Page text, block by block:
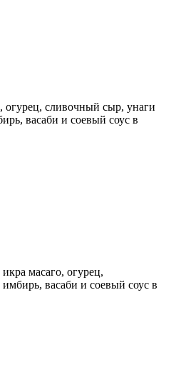
огурец, сливочный сыр, унаги
васаби и соевый соус в
масаго, огурец,
васаби и соевый соус в